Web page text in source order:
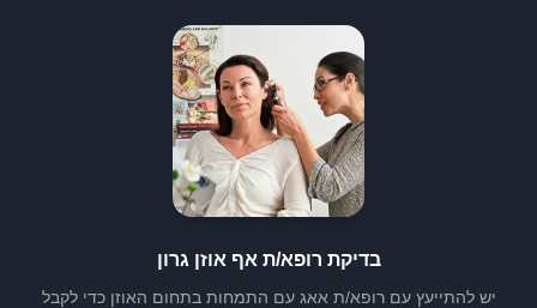
בדיקת רופא/ת אף אוזן גרון
יש להתייעץ עם רופא/ת אאג עם התמחות בתחום האוזן כדי לקבל